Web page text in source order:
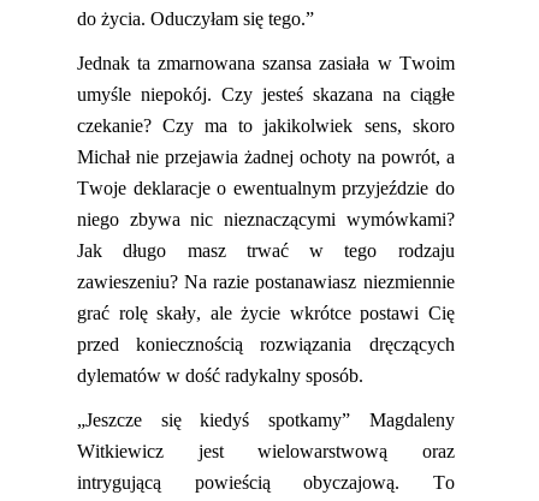
do życia. Oduczyłam się tego.”
Jednak ta zmarnowana szansa zasiała w Twoim
umyśle niepokój. Czy jesteś skazana na ciągłe
czekanie? Czy ma to jakikolwiek sens, skoro
Michał nie przejawia żadnej ochoty na powrót, a
Twoje deklaracje o ewentualnym przyjeździe do
niego zbywa nic nieznaczącymi wymówkami?
Jak długo masz trwać w tego rodzaju
zawieszeniu? Na razie postanawiasz niezmiennie
grać rolę skały, ale życie wkrótce postawi Cię
przed koniecznością rozwiązania dręczących
dylematów w dość radykalny sposób.
„Jeszcze się kiedyś spotkamy” Magdaleny
Witkiewicz jest wielowarstwową oraz
intrygującą powieścią obyczajową. To